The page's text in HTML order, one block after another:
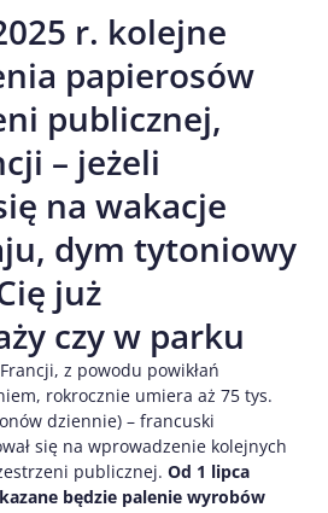
r. kolejne
papierosów
publicznej,
– jeżeli
na wakacje
dym tytoniowy
już
czy w parku
z powodu powikłań
rokrocznie umiera aż 75 tys.
dziennie) – francuski
się na wprowadzenie kolejnych
publicznej. Od 1 lipca
będzie palenie wyrobów